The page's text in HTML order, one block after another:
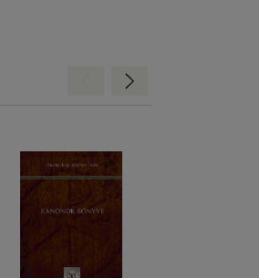
Előre